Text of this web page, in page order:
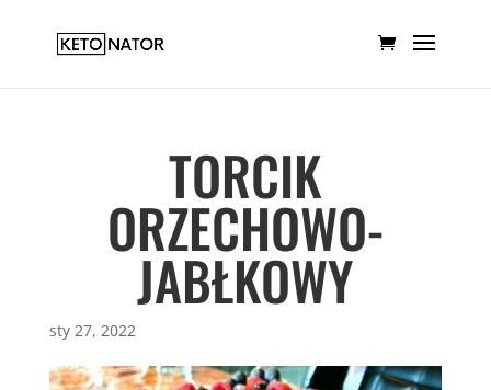
TORCIK
ORZECHOWO-
JABŁKOWY
sty 27, 2022